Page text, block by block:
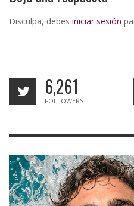
Disculpa, debes iniciar sesión
6,261
FOLLOWERS